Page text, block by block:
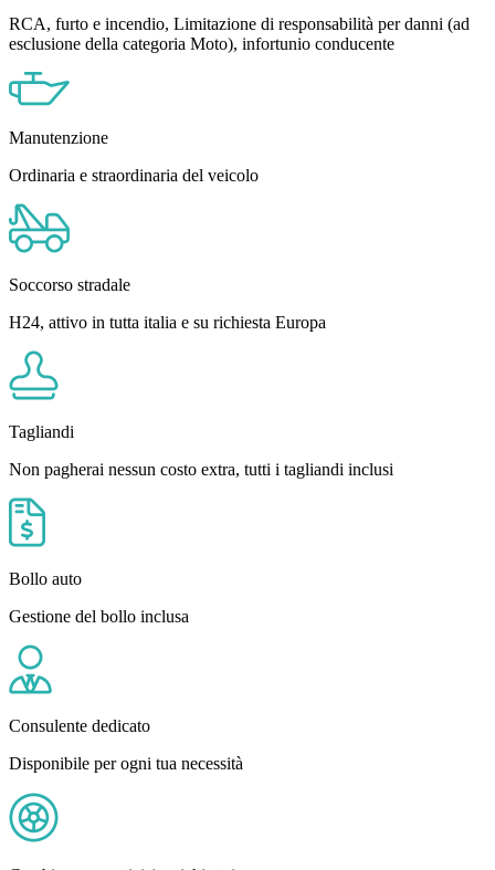
RCA, furto e incendio, Limitazione di responsabilità per danni (ad
esclusione della categoria Moto), infortunio conducente
Manutenzione
Ordinaria e straordinaria del veicolo
Soccorso stradale
H24, attivo in tutta italia e su richiesta Europa
Tagliandi
Non pagherai nessun costo extra, tutti i tagliandi inclusi
Bollo auto
Gestione del bollo inclusa
Consulente dedicato
Disponibile per ogni tua necessità